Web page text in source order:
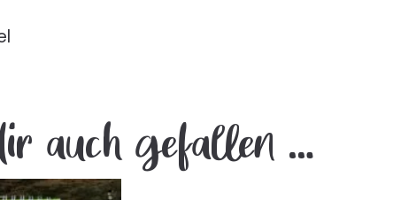
auch gefallen …